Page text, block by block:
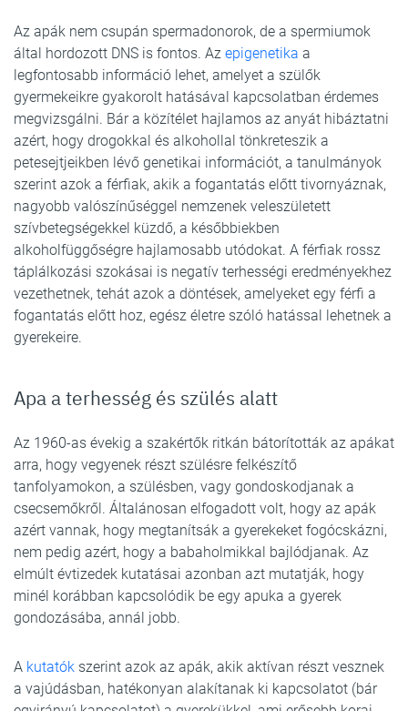
Az apák nem csupán spermadonorok, de a spermiumok
által hordozott DNS is fontos. Az epigenetika a
legfontosabb információ lehet, amelyet a szülők
gyermekeikre gyakorolt hatásával kapcsolatban érdemes
megvizsgálni. Bár a közítélet hajlamos az anyát hibáztatni
azért, hogy drogokkal és alkohollal tönkreteszik a
petesejtjeikben lévő genetikai információt, a tanulmányok
szerint azok a férfiak, akik a fogantatás előtt tivornyáznak,
nagyobb valószínűséggel nemzenek veleszületett
szívbetegségekkel küzdő, a későbbiekben
alkoholfüggőségre hajlamosabb utódokat. A férfiak rossz
táplálkozási szokásai is negatív terhességi eredményekhez
vezethetnek, tehát azok a döntések, amelyeket egy férfi a
fogantatás előtt hoz, egész életre szóló hatással lehetnek a
gyerekeire.
Apa a terhesség és szülés alatt
Az 1960-as évekig a szakértők ritkán bátorították az apákat
arra, hogy vegyenek részt szülésre felkészítő
tanfolyamokon, a szülésben, vagy gondoskodjanak a
csecsemőkről. Általánosan elfogadott volt, hogy az apák
azért vannak, hogy megtanítsák a gyerekeket fogócskázni,
nem pedig azért, hogy a babaholmikkal bajlódjanak. Az
elmúlt évtizedek kutatásai azonban azt mutatják, hogy
minél korábban kapcsolódik be egy apuka a gyerek
gondozásába, annál jobb.
A kutatók szerint azok az apák, akik aktívan részt vesznek
a vajúdásban, hatékonyan alakítanak ki kapcsolatot (bár